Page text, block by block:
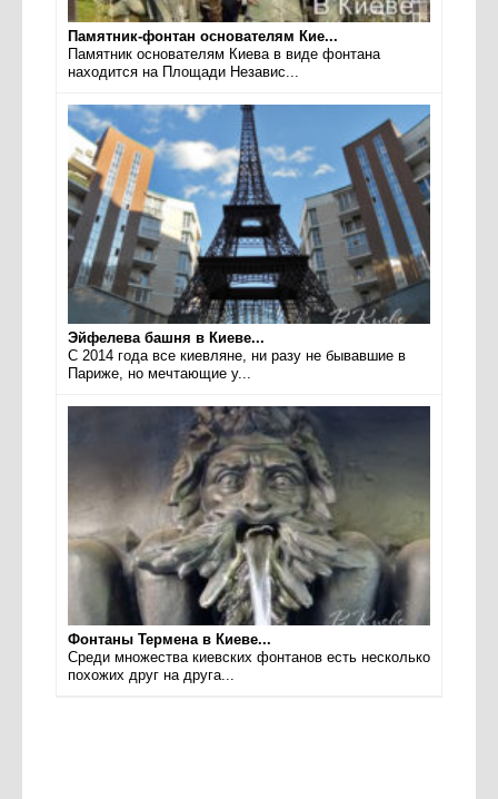
Памятник-фонтан основателям Кие...
Памятник основателям Киева в виде фонтана
находится на Площади Независ...
Эйфелева башня в Киеве...
С 2014 года все киевляне, ни разу не бывавшие в
Париже, но мечтающие у...
Фонтаны Термена в Киеве...
Среди множества киевских фонтанов есть несколько
похожих друг на друга...